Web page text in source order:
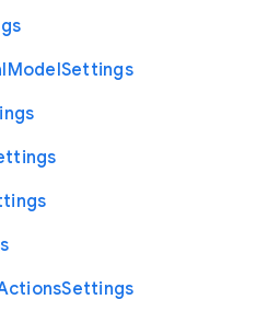
ModelSettings
Settings